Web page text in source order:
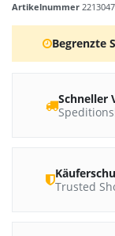
Artikelnummer
Begrenzte
Schneller
Trusted